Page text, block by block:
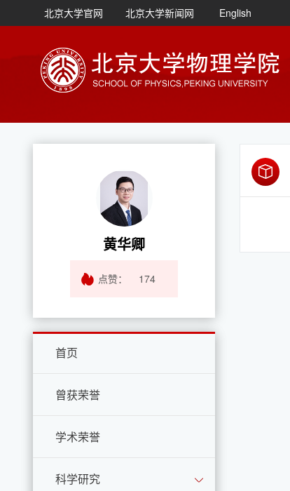
北京大学官网 北京大学新闻网 English
黄华卿
点赞： 174
首页
曾获荣誉
学术荣誉
科学研究